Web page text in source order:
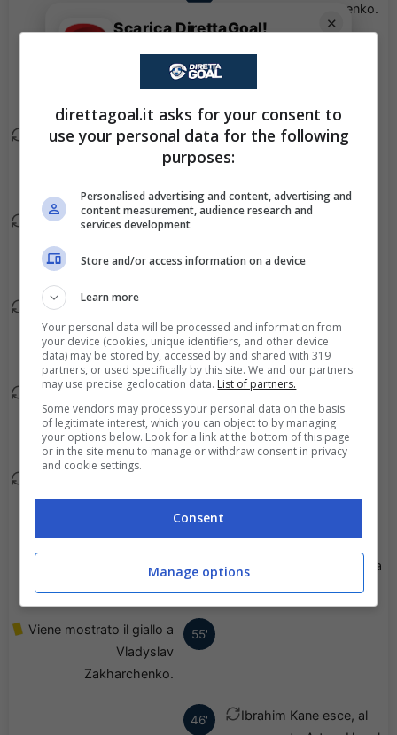
Oleksandr Demchenko.
79'
Arinaldo Rrapaj.
77'
Eduardo Guerrero esce,
al suo posto Mykola
Kostyantyn Vivcharenko
Vladyslav Dubinchak.
Vitaliy Buyalskyi esce, al
suo posto Oleksandr
Pikhalyonok.
Andriy Yarmolenko
esce, al suo posto Shola
Ogundana.
62'
al suo posto Volodymyr
Brazhko.
58'
Goal - Anton Salabai ha
55'
Viene mostrato il giallo a
Vladyslav
Zakharchenko.
46'
Ibrahim Kane esce, al
✕
Scarica DirettaGoal!
Con i pronostici dei migliori Tipster!
Scarica su Google Play
direttagoal.it asks for your consent to
use your personal data for the following
purposes:
Personalised advertising and content, advertising and
content measurement, audience research and
services development
Store and/or access information on a device
Learn more
Your personal data will be processed and information from
your device (cookies, unique identifiers, and other device
data) may be stored by, accessed by and shared with 319
partners, or used specifically by this site. We and our partners
may use precise geolocation data. List of partners.
Some vendors may process your personal data on the basis
of legitimate interest, which you can object to by managing
your options below. Look for a link at the bottom of this page
or in the site menu to manage or withdraw consent in privacy
and cookie settings.
Consent
Manage options